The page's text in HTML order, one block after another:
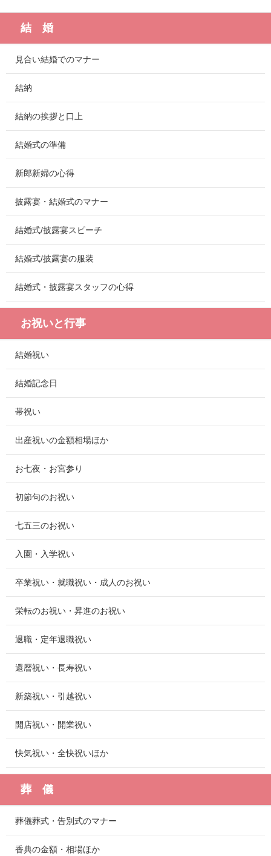
結 婚
見合い結婚でのマナー
結納
結納の挨拶と口上
結婚式の準備
新郎新婦の心得
披露宴・結婚式のマナー
結婚式/披露宴スピーチ
結婚式/披露宴の服装
結婚式・披露宴スタッフの心得
お祝いと行事
結婚祝い
結婚記念日
帯祝い
出産祝いの金額相場ほか
お七夜・お宮参り
初節句のお祝い
七五三のお祝い
入園・入学祝い
卒業祝い・就職祝い・成人のお祝い
栄転のお祝い・昇進のお祝い
退職・定年退職祝い
還暦祝い・長寿祝い
新築祝い・引越祝い
開店祝い・開業祝い
快気祝い・全快祝いほか
葬 儀
葬儀葬式・告別式のマナー
香典の金額・相場ほか